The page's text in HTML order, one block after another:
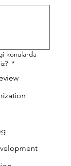
konularda
*